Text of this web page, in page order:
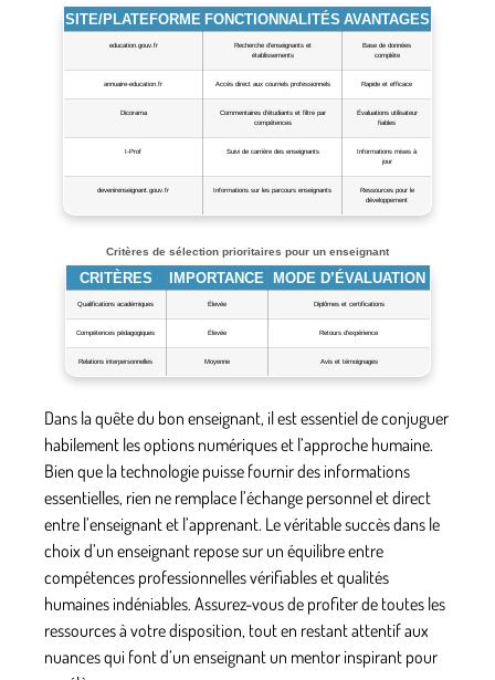
SITE/PLATEFORME FONCTIONNALITÉS AVANTAGES
education.gouv.fr
Recherche d’enseignants et
établissements
Base de données
complète
annuaire-education.fr Accès direct aux courriels professionnels Rapide et efficace
Dicorama
Commentaires d’étudiants et filtre par
compétences
Évaluations utilisateur
fiables
I-Prof Suivi de carrière des enseignants
Informations mises à
jour
devenirenseignant.gouv.fr Informations sur les parcours enseignants
Ressources pour le
développement
Critères de sélection prioritaires pour un enseignant
CRITÈRES IMPORTANCE MODE D’ÉVALUATION
Qualifications académiques Élevée Diplômes et certifications
Compétences pédagogiques Élevée Retours d’expérience
Relations interpersonnelles Moyenne Avis et témoignages
Dans la quête du bon enseignant, il est essentiel de conjuguer
habilement les options numériques et l’approche humaine.
Bien que la technologie puisse fournir des informations
essentielles, rien ne remplace l’échange personnel et direct
entre l’enseignant et l’apprenant. Le véritable succès dans le
choix d’un enseignant repose sur un équilibre entre
compétences professionnelles vérifiables et qualités
humaines indéniables. Assurez-vous de profiter de toutes les
ressources à votre disposition, tout en restant attentif aux
nuances qui font d’un enseignant un mentor inspirant pour